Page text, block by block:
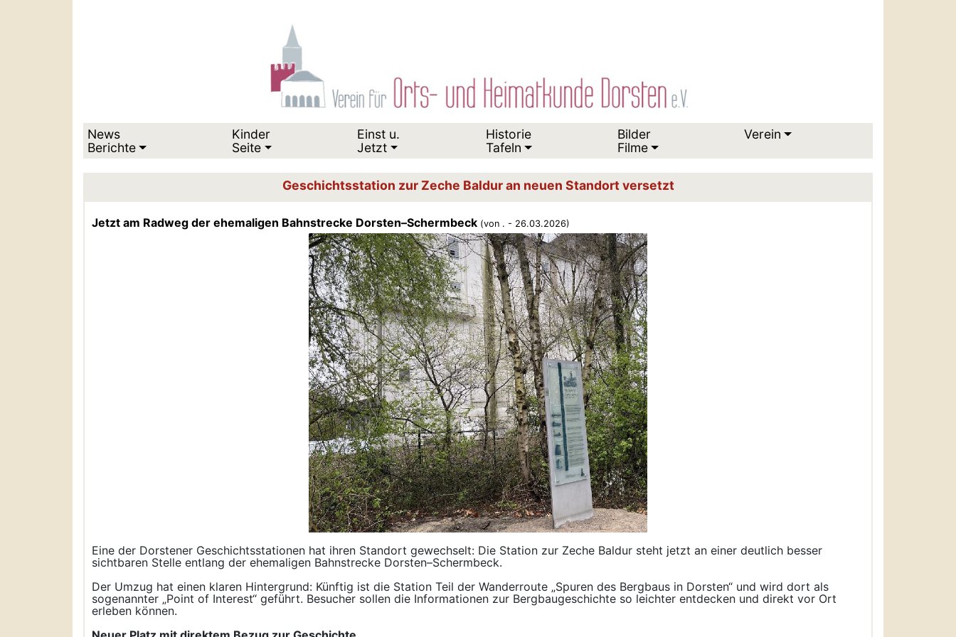
News
Berichte
Kinder
Seite
Einst u.
Jetzt
Historie
Tafeln
Bilder
Filme
Verein
Geschichtsstation zur Zeche Baldur an neuen Standort versetzt
Jetzt am Radweg der ehemaligen Bahnstrecke Dorsten–Schermbeck (von . - 26.03.2026)
Eine der Dorstener Geschichtsstationen hat ihren Standort gewechselt: Die Station zur Zeche Baldur steht jetzt an einer deutlich besser
sichtbaren Stelle entlang der ehemaligen Bahnstrecke Dorsten–Schermbeck.
Der Umzug hat einen klaren Hintergrund: Künftig ist die Station Teil der Wanderroute „Spuren des Bergbaus in Dorsten“ und wird dort als
sogenannter „Point of Interest“ geführt. Besucher sollen die Informationen zur Bergbaugeschichte so leichter entdecken und direkt vor Ort
erleben können.